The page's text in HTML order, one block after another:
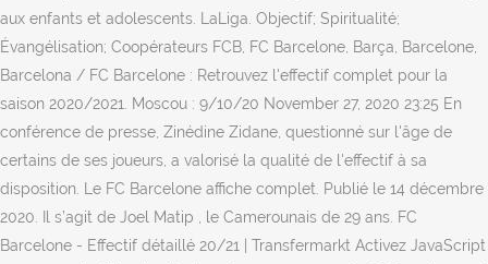
aux enfants et adolescents. LaLiga. Objectif; Spiritualité;
Évangélisation; Coopérateurs FCB, FC Barcelone, Barça, Barcelone,
Barcelona / FC Barcelone : Retrouvez l'effectif complet pour la
saison 2020/2021. Moscou : 9/10/20 November 27, 2020 23:25 En
conférence de presse, Zinédine Zidane, questionné sur l'âge de
certains de ses joueurs, a valorisé la qualité de l'effectif à sa
disposition. Le FC Barcelone affiche complet. Publié le 14 décembre
2020. Il s’agit de Joel Matip , le Camerounais de 29 ans. FC
Barcelone - Effectif détaillé 20/21 | Transfermarkt Activez JavaScript